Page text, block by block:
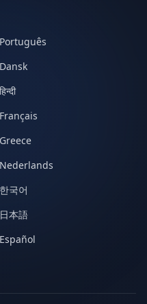
Português
Dansk
हिन्दी
Français
Greece
Nederlands
한국어
日本語
Español